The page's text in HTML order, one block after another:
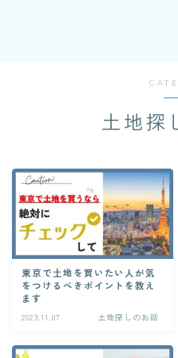
土地探
東京で土地を買いたい人が気
をつけるべきポイントを教え
ます
2023.11.07 土地探しのお話